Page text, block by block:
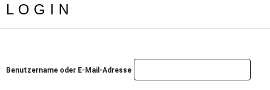
LOGIN
Benutzername oder E-Mail-Adresse